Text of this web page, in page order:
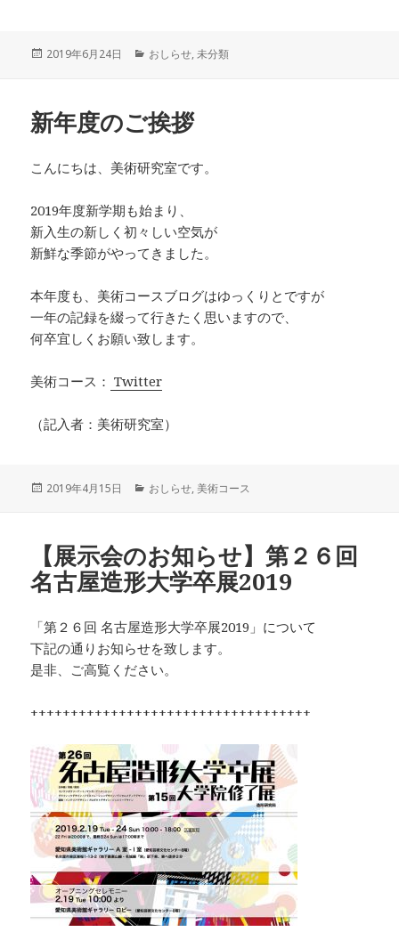
投
2019年6月24日
カ
ー
おしらせ,未分類
新年度のご挨拶
こんにちは、美術研究室です。
2019年度新学期も始まり、
新入生の新しく初々しい空気が
新鮮な季節がやってきました。
本年度も、美術コースブログはゆっくりとですが
一年の記録を綴って行きたく思いますので、
何卒宜しくお願い致します。
美術コース： Twitter
（記入者：美術研究室）
投
2019年4月15日
カ
ー
おしらせ,美術コース
【展示会のお知らせ】第２６回
名古屋造形大学卒展2019
「第２６回 名古屋造形大学卒展2019」について
下記の通りお知らせを致します。
是非、ご高覧ください。
+++++++++++++++++++++++++++++++++++